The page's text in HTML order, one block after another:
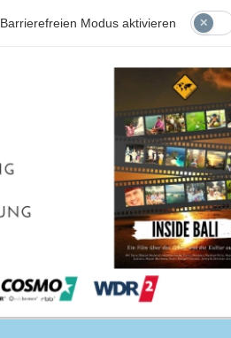
Barrierefreien Modus aktivieren